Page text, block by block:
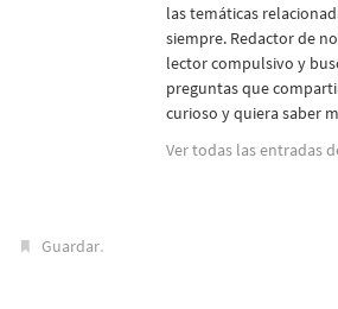
las temáticas
siempre. Redactor de
lector compulsivo y
preguntas que
curioso y quiera saber
Ver todas las entradas
Guardar.